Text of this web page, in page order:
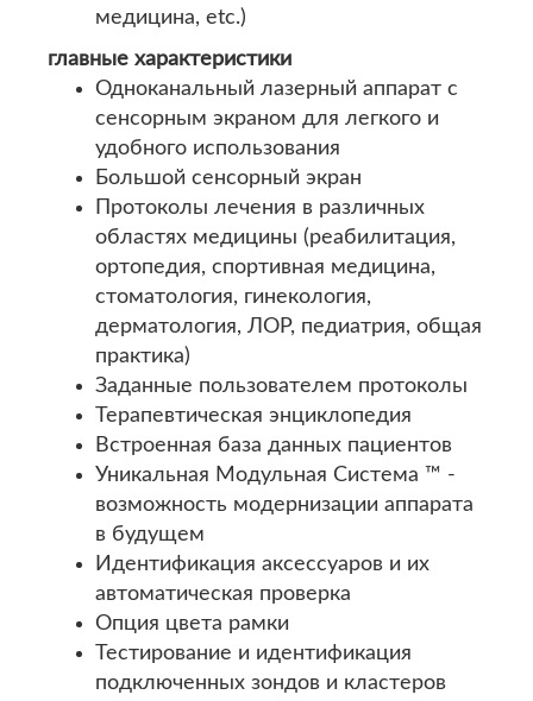
медицина, etc.)
главные характеристики
Одноканальный лазерный аппарат с
сенсорным экраном для легкого и
удобного использования
Большой сенсорный экран
Протоколы лечения в различных
областях медицины (реабилитация,
ортопедия, спортивная медицина,
стоматология, гинекология,
дерматология, ЛОР, педиатрия, общая
практика)
Заданные пользователем протоколы
Терапевтическая энциклопедия
Встроенная база данных пациентов
Уникальная Модульная Система ™ -
возможность модернизации аппарата
в будущем
Идентификация аксессуаров и их
автоматическая проверка
Опция цвета рамки
Тестирование и идентификация
подключенных зондов и кластеров